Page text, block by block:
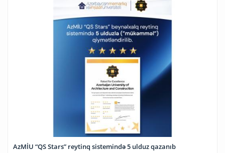
AzMİU “QS Stars” reytinq sistemində 5 ulduz qazanıb